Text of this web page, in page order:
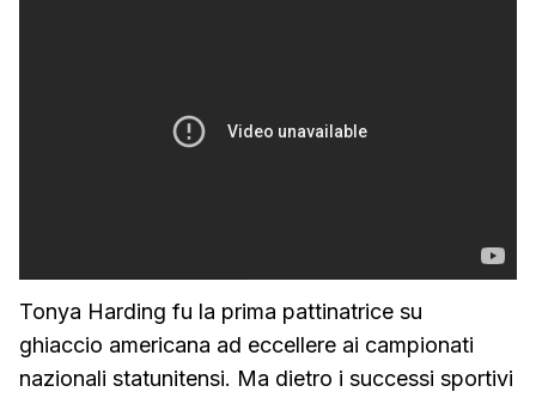
Tonya Harding fu la prima pattinatrice su
ghiaccio americana ad eccellere ai campionati
nazionali statunitensi. Ma dietro i successi sportivi